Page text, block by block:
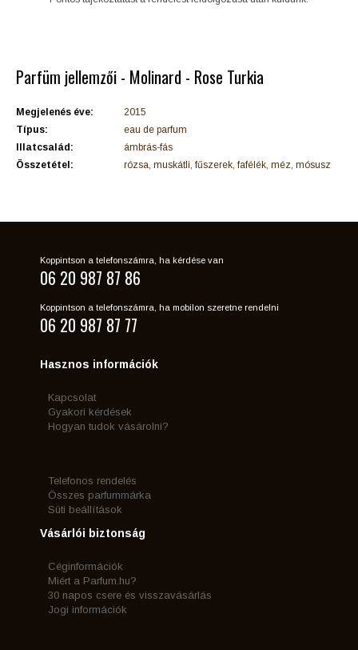
Parfüm jellemzői - Molinard - Rose Turkia
Megjelenés éve:
2015
Típus:
eau de parfum
Illatcsalád:
ámbrás-fás
Összetétel:
rózsa, muskátli, fűszerek, fafélék, méz, mósusz
Koppintson a telefonszámra, ha kérdése van
06 20 987 87 86
Koppintson a telefonszámra, ha mobilon szeretne rendelni
06 20 987 87 77
Hasznos információk
Kapcsolat
Gyakori kérdések
Hogyan tudok vásárolni?
Telefonos rendelés
Összes parfummárka
Süti beállítások
Vásárlói biztonság
Céginformációk
Miért a Parfum.hu?
30 napos csere és visszavásárlás
Jogi információk